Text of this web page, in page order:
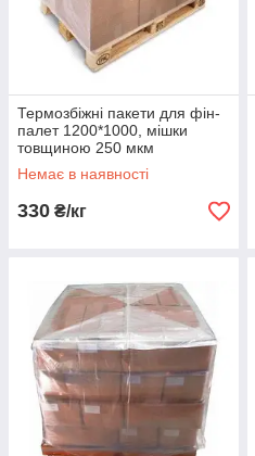
Термозбіжні пакети для фін-
палет 1200*1000, мішки
товщиною 250 мкм
Немає в наявності
330 ₴/кг